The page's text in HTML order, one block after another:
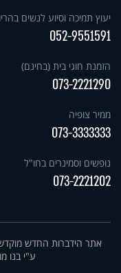
יעוץ תמיכה וסיוע לנשים
052-9551591
הזמנת חוגי בית (בחינם)
073-2221290
ממיר צופיה
073-3333333
נופשים וסמינרים בחו"ל
073-2221202
אתר הידברות החדש מוקדש
ע"י בנו